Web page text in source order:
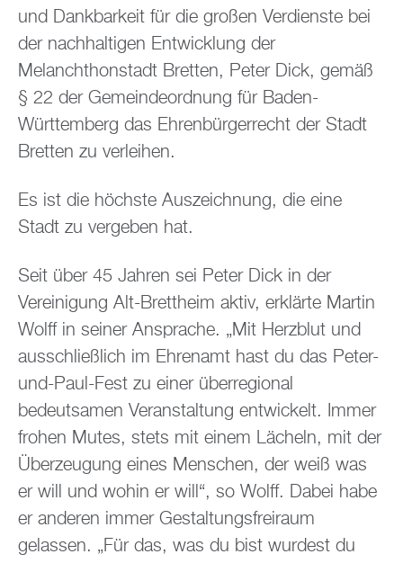
und Dankbarkeit für die großen Verdienste bei
der nachhaltigen Entwicklung der
Melanchthonstadt Bretten, Peter Dick, gemäß
§ 22 der Gemeindeordnung für Baden-
Württemberg das Ehrenbürgerrecht der Stadt
Bretten zu verleihen.
Es ist die höchste Auszeichnung, die eine
Stadt zu vergeben hat.
Seit über 45 Jahren sei Peter Dick in der
Vereinigung Alt-Brettheim aktiv, erklärte Martin
Wolff in seiner Ansprache. „Mit Herzblut und
ausschließlich im Ehrenamt hast du das Peter-
und-Paul-Fest zu einer überregional
bedeutsamen Veranstaltung entwickelt. Immer
frohen Mutes, stets mit einem Lächeln, mit der
Überzeugung eines Menschen, der weiß was
er will und wohin er will“, so Wolff. Dabei habe
er anderen immer Gestaltungsfreiraum
gelassen. „Für das, was du bist wurdest du